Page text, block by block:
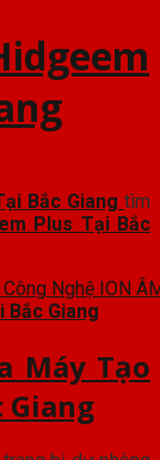
Bắc Giang tìm
Plus Tại Bắc
Bắc Giang
Máy Tạo
Giang